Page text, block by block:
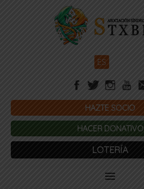
ES
HAZTE SOCIO
HACER DONATIVO
LOTERÍA